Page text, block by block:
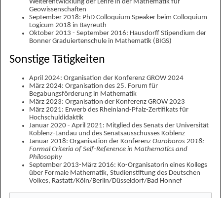
Weiterentwicklung der Lehre in der Mathematik für
Geowissenschaften
September 2018: PhD Colloquium Speaker beim Colloquium
Logicum 2018 in Bayreuth
Oktober 2013 - September 2016: Hausdorff Stipendium der
Bonner Graduiertenschule in Mathematik (BIGS)
Sonstige Tätigkeiten
April 2024: Organisation der Konferenz GROW 2024
März 2024: Organisation des 25. Forum für
Begabungsförderung in Mathematik
März 2023: Organisation der Konferenz GROW 2023
März 2021: Erwerb des Rheinland-Pfalz-Zertifikats für
Hochschuldidaktik
Januar 2020 - April 2021: Mitglied des Senats der Universität
Koblenz-Landau und des Senatsausschusses Koblenz
Januar 2018: Organisation der Konferenz Ouroboros 2018:
Formal Criteria of Self-Reference in Mathematics and
Philosophy
September 2013-März 2016: Ko-Organisatorin eines Kollegs
über Formale Mathematik, Studienstiftung des Deutschen
Volkes, Rastatt/Köln/Berlin/Düsseldorf/Bad Honnef